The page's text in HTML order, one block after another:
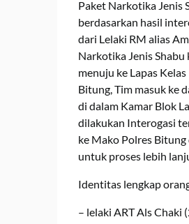
Paket Narkotika Jenis
berdasarkan hasil
dari Lelaki RM alias
Narkotika Jenis Shabu
menuju ke Lapas
Bitung, Tim masuk ke
di dalam Kamar Blok
dilakukan Interogasi
ke Mako Polres Bitung
untuk proses lebih
Identitas lengkap
– lelaki ART Als Chaki